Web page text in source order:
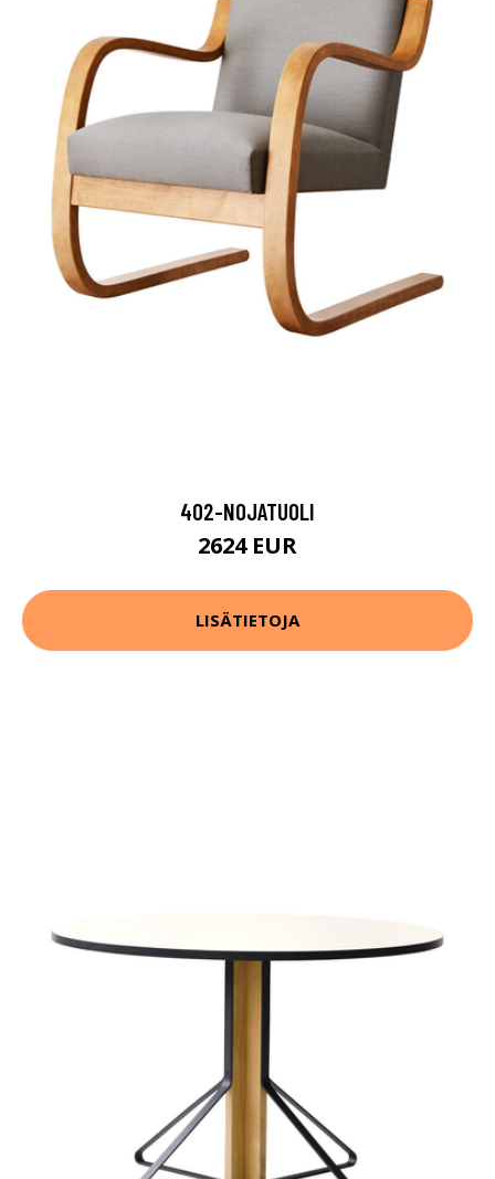
402-NOJATUOLI
2624 EUR
LISÄTIETOJA